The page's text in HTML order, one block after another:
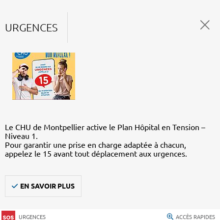
URGENCES
Le CHU de Montpellier active le Plan Hôpital en Tension –
Niveau 1.
Pour garantir une prise en charge adaptée à chacun,
appelez le 15 avant tout déplacement aux urgences.
EN SAVOIR PLUS
URGENCES ACCÈS RAPIDES